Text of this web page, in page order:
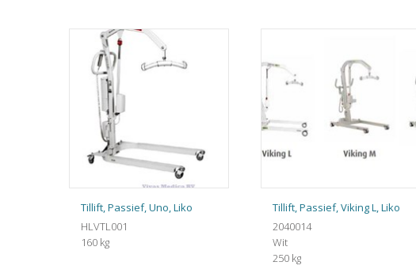
Tillift, Passief, Uno, Liko
HLVTL001
160 kg
Tillift, Passief, Viking L, Liko
2040014
Wit
250 kg